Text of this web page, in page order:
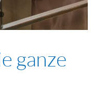
ganze